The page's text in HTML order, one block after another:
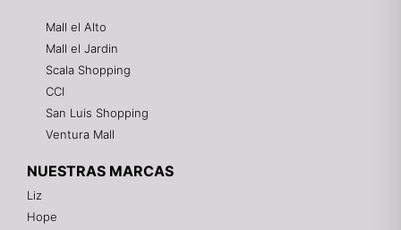
Mall el Alto
Mall el Jardin
Scala Shopping
CCI
San Luis Shopping
Ventura Mall
NUESTRAS MARCAS
Liz
Hope